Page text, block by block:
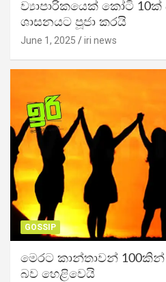
ව්‍යාපාරිකයෙක් කෝටි 10ක්
ශාසනයට පූජා කරයි
June 1, 2025 iri news
GOSSIP
මෙරට කාන්තාවන් 100කින්
බව හෙළිවෙයි